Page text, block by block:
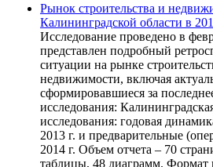
Рынок строительства и
Калининградской области в
Исследование проведено в
представлен подробный
ситуации на рынке
недвижимости, включая
сформировавшиеся за
исследования:
исследования: годовая
2013 г. и предварительные
2014 г. Объем отчета – 70
таблицы, 48 диаграмм. Формат